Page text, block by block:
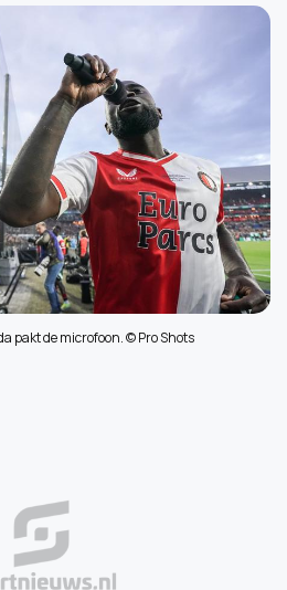
pakt de microfoon. © Pro Shots